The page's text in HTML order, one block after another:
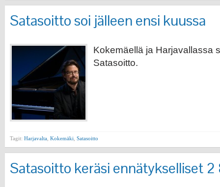
Satasoitto soi jälleen ensi kuussa
Kokemäellä ja Harjavallassa
Satasoitto.
Tagit: Harjavalta Kokemäki Satasoitto
Satasoitto keräsi ennätykselliset